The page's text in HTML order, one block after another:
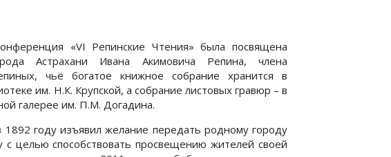
«VI Репинские Чтения» была посвящена
Астрахани Ивана Акимовича Репина, члена
чьё богатое книжное собрание хранится в
им. Н.К. Крупской, а собрание листовых гравюр – в
галерее им. П.М. Догадина.
году изъявил желание передать родному городу
целью способствовать просвещению жителей своей